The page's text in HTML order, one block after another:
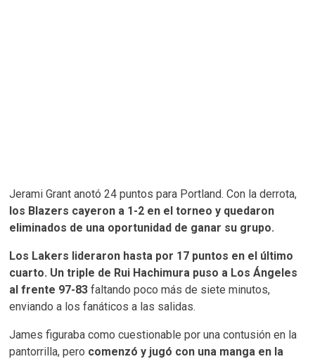
Jerami Grant anotó 24 puntos para Portland. Con la derrota,
los Blazers cayeron a 1-2 en el torneo y quedaron
eliminados de una oportunidad de ganar su grupo.
Los Lakers lideraron hasta por 17 puntos en el último
cuarto. Un triple de Rui Hachimura puso a Los Ángeles
al frente 97-83 faltando poco más de siete minutos,
enviando a los fanáticos a las salidas.
James figuraba como cuestionable por una contusión en la
pantorrilla, pero comenzó y jugó con una manga en la